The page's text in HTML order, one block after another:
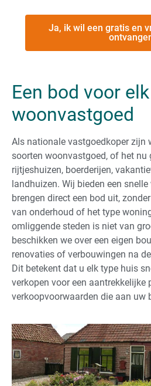
Ja, ik wil een gratis en
Een bod voor
woonvastgoed
Als nationale vastgoedkoper zijn
soorten woonvastgoed, of het nu
rijtjeshuizen, boerderijen,
landhuizen. Wij bieden een
brengen direct een bod uit,
van onderhoud of het type
omliggende steden is niet van
beschikken we over een eigen
renovaties of verbouwingen na
Dit betekent dat u elk type huis
verkopen voor een aantrekkelijke
verkoopvoorwaarden die aan uw